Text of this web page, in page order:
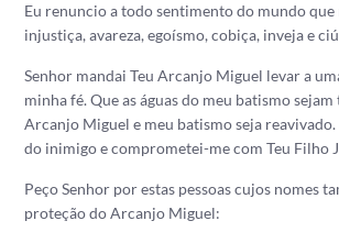
Eu renuncio a todo sentimento do mundo que
injustiça, avareza, egoísmo, cobiça, inveja e
Senhor mandai Teu Arcanjo Miguel levar a
minha fé. Que as águas do meu batismo
Arcanjo Miguel e meu batismo seja
do inimigo e comprometei-me com Teu Filho
Peço Senhor por estas pessoas cujos nomes
proteção do Arcanjo Miguel: